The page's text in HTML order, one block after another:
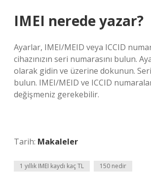
IMEI nerede yazar?
Ayarlar, IMEI/MEID veya ICCID
cihazınızın seri numarasını bulun.
olarak gidin ve üzerine dokunun. Seri
bulun. IMEI/MEID ve ICCID
değişmeniz gerekebilir.
Tarih: Makaleler
1 yıllık IMEI kaydı kaç TL 150 nedir